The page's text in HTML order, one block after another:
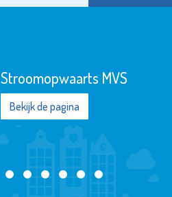
Stroomopwaarts MVS
Bekijk de pagina